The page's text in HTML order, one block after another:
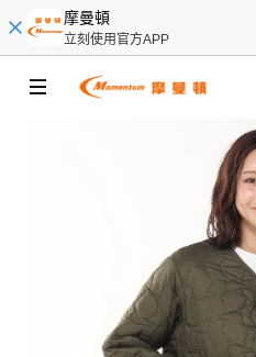
摩曼頓
立刻使用官方APP